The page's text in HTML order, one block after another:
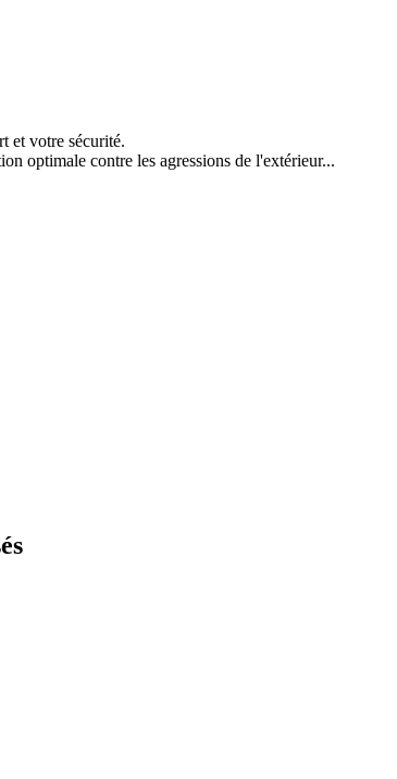
et votre sécurité.
optimale contre les agressions de l'extérieur...